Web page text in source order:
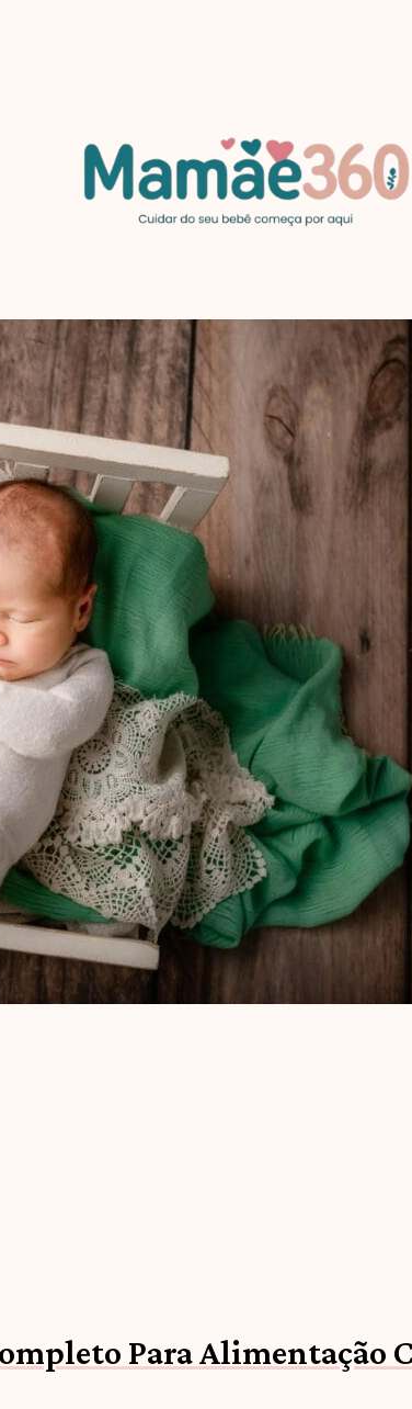
começa
por
aqui
Para Alimentação